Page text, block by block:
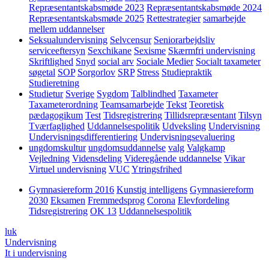
Repræsentantskabsmøde 2023 Repræsentantskabsmøde 2024
Repræsentantskabsmøde 2025 Rettestrategier samarbejde
mellem uddannelser
Seksualundervisning Selvcensur Seniorarbejdsliv
serviceeftersyn Sexchikane Sexisme Skærmfri undervisning
Skriftlighed Snyd social arv Sociale Medier Socialt taxameter
søgetal SOP Sorgorlov SRP Stress Studiepraktik
Studieretning
Studietur Sverige Sygdom Talblindhed Taxameter
Taxameterordning Teamsamarbejde Tekst Teoretisk
pædagogikum Test Tidsregistrering Tillidsrepræsentant Tilsyn
Tværfaglighed Uddannelsespolitik Udveksling Undervisning
Undervisningsdifferentiering Undervisningsevaluering
ungdomskultur ungdomsuddannelse valg Valgkamp
Vejledning Vidensdeling Videregående uddannelse Vikar
Virtuel undervisning VUC Ytringsfrihed
Gymnasiereform 2016 Kunstig intelligens Gymnasiereform
2030 Eksamen Fremmedsprog Corona Elevfordeling
Tidsregistrering OK 13 Uddannelsespolitik
luk
Undervisning
It i undervisning